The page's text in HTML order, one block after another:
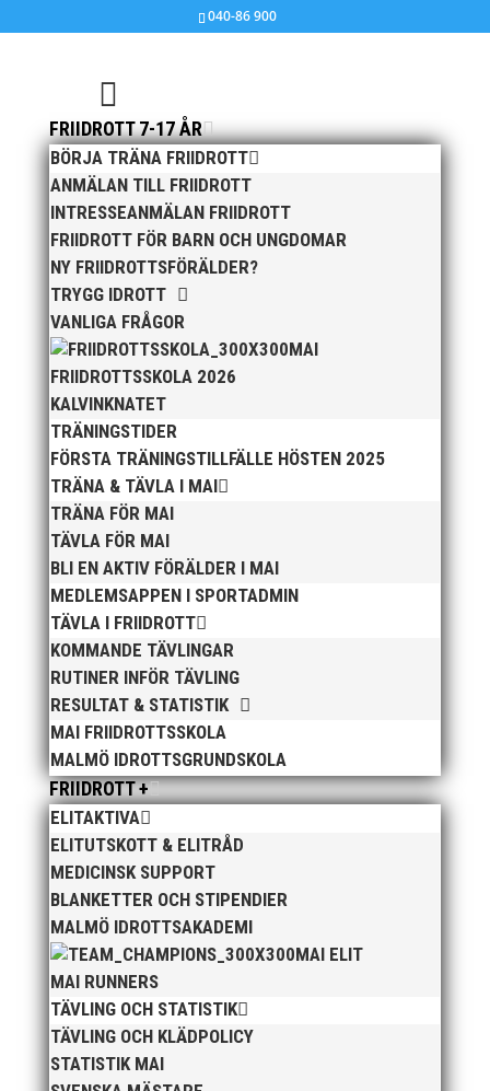
040-86 900
FRIIDROTT 7-17 ÅR
BÖRJA TRÄNA FRIIDROTT
ANMÄLAN TILL FRIIDROTT
INTRESSEANMÄLAN FRIIDROTT
FRIIDROTT FÖR BARN OCH UNGDOMAR
NY FRIIDROTTSFÖRÄLDER?
TRYGG IDROTT
VANLIGA FRÅGOR
MAI
FRIIDROTTSSKOLA 2026
KALVINKNATET
TRÄNINGSTIDER
FÖRSTA TRÄNINGSTILLFÄLLE HÖSTEN 2025
TRÄNA & TÄVLA I MAI
TRÄNA FÖR MAI
TÄVLA FÖR MAI
BLI EN AKTIV FÖRÄLDER I MAI
MEDLEMSAPPEN I SPORTADMIN
TÄVLA I FRIIDROTT
KOMMANDE TÄVLINGAR
RUTINER INFÖR TÄVLING
RESULTAT & STATISTIK
MAI FRIIDROTTSSKOLA
MALMÖ IDROTTSGRUNDSKOLA
FRIIDROTT +
ELITAKTIVA
ELITUTSKOTT & ELITRÅD
MEDICINSK SUPPORT
BLANKETTER OCH STIPENDIER
MALMÖ IDROTTSAKADEMI
MAI ELIT
MAI RUNNERS
TÄVLING OCH STATISTIK
TÄVLING OCH KLÄDPOLICY
STATISTIK MAI
Jakob 59,73 i juniorlandskampen!
aug 15, 2016|Okategoriserade
Sverige blev bara 3:a i Juniorlandskampen på Island,
men det blev några bra resultat av de uttagna
MAI:arna:
Diskus
1. Jacob Gardenkrans 59,73
3. Wictor Petersson 55,94
Kula
1. Wictor Petersson 19,31
100 m
1. Austin Hamilton 10,75
800 m
4. Warsame Doley 1.52,94
Tresteg
4. Marcus Nyberg 14,39 -2,1
800 m
5. Patricia Striner 2.11,94
Publicerat tidigare